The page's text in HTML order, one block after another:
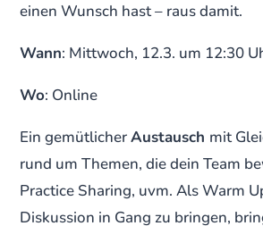
einen Wunsch hast – raus damit.
Wann: Mittwoch, 12.3. um 12:30
Wo: Online
Ein gemütlicherAustausch mit
rund um Themen, die dein Team
Practice Sharing, uvm. Als Warm
Diskussion in Gang zu bringen,